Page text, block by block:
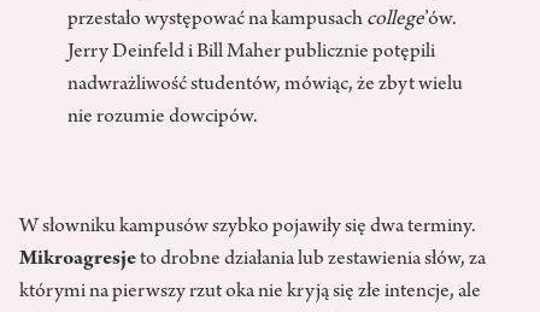
przestało występować na kampusach college’ów.
Jerry Deinfeld i Bill Maher publicznie potępili
nadwrażliwość studentów, mówiąc, że zbyt wielu
nie rozumie dowcipów.
W słowniku kampusów szybko pojawiły się dwa terminy.
Mikroagresjeto drobne działania lub zestawienia słów, za
którymi na pierwszy rzut oka nie kryją się złe intencje, ale